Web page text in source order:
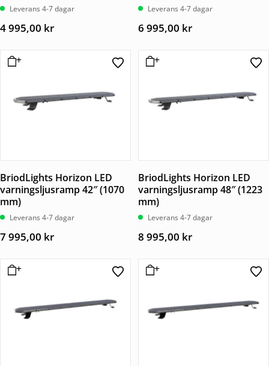
Leverans 4-7 dagar
4 995,00 kr
Leverans 4-7 dagar
6 995,00 kr
BriodLights Horizon LED
varningsljusramp 42″ (1070
mm)
Leverans 4-7 dagar
7 995,00 kr
BriodLights Horizon LED
varningsljusramp 48″ (1223
mm)
Leverans 4-7 dagar
8 995,00 kr